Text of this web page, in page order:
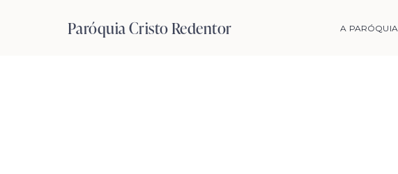
Paróquia Cristo Redentor A PARÓQUIA